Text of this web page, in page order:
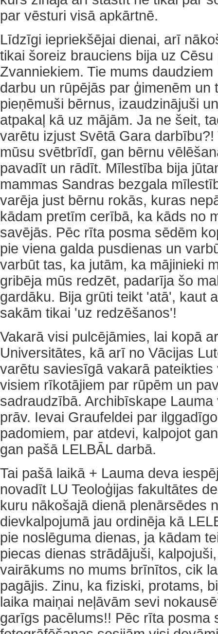
par vēsturi visā apkārtnē.
Līdzīgi iepriekšējai dienai, arī
tikai šoreiz brauciens bija uz Cēsu
Zvanniekiem. Tie mums
darbu un rūpējās par ģimenēm un
pieņēmuši bērnus, izaudzinājuši
atpakaļ kā uz mājām. Ja ne šeit,
varētu izjust Svētā Gara darbību?!
mūsu svētbrīdī, gan bērnu
pavadīt un rādīt. Mīlestība bija
mammas Sandras bezgala
varēja just bērnu rokās, kuras
kādam pretīm cerībā, ka kāds no
savējās. Pēc rīta posma sēdēm
pie viena galda pusdienas un
varbūt tas, ka jutām, ka mājinieki
gribēja mūs redzēt, padarīja šo
gardāku. Bija grūti teikt 'atā', kaut
sakām tikai 'uz redzēšanos'!
Vakarā visi pulcējāmies, lai kopā
Universitātes, kā arī no Vācijas
varētu saviesīgā vakarā
visiem rīkotājiem par rūpēm un
sadraudzībā. Archibīskape
prāv. Ievai Graufeldei par
padomiem, par atdevi, kalpojot
gan pašā LELBĀL darbā.
Tai pašā laikā + Lauma deva
novadīt LU Teoloģijas fakultātes
kuru nākošajā dienā plenārsēdes
dievkalpojumā jau ordinēja kā
pie noslēguma dienas, ja kādam
piecas dienas strādājuši,
vairākums no mums brīnītos, cik
pagājis. Zinu, ka fiziski, protams,
laika maiņai neļāvām sevi
garīgs pacēlums!! Pēc rīta posma